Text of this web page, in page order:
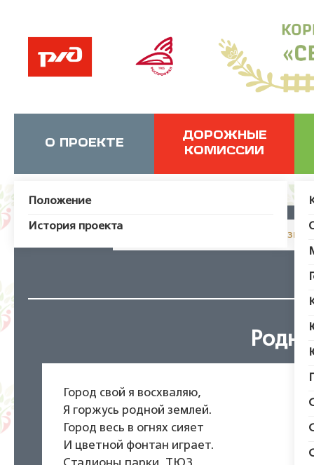
О ПРОЕКТЕ
Положение
История проекта
ДОРОЖНЫЕ
КОМИССИИ
JUser: :_load: Не удалось
Город свой я восхваляю,
Я горжусь родной землей.
Город весь в огнях сияет
И цветной фонтан играет.